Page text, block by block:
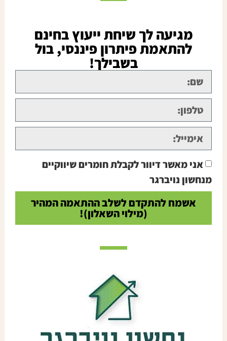
מגיעה לך שיחת ייעוץ בחינם
להתאמת פיתרון פיננסי, בול
בשבילך!
אני מאשר דיוור לקבלת חומרים שיווקיים
מנחשון נויברגר
אשמח להתקדם לשלב ההתאמה המהיר
(מילוי השאלון)!